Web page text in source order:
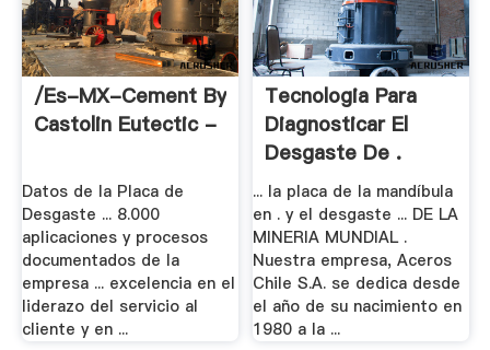
/es-MX-Cement By
Castolin Eutectic -
Datos de la Placa de
Desgaste ... 8.000
aplicaciones y procesos
documentados de la
empresa ... excelencia en el
liderazo del servicio al
cliente y en ...
Tecnologia Para
Diagnosticar El
Desgaste De .
... la placa de la mandíbula
en . y el desgaste ... DE LA
MINERIA MUNDIAL .
Nuestra empresa, Aceros
Chile S.A. se dedica desde
el año de su nacimiento en
1980 a la ...